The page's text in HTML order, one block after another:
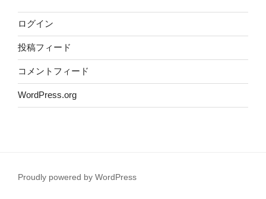
ログイン
投稿フィード
コメントフィード
WordPress.org
Proudly powered by WordPress